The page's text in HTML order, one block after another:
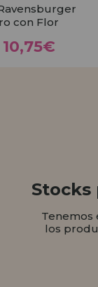
con Flor
10,75€
Tenemos
los